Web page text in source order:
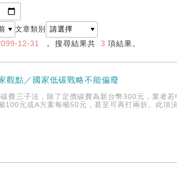
文章類別
12-31 ， 搜尋結果共3 項結果。
觀點／國家低碳戰略不能偏廢
費三子法，除了定價碳費為新台幣300元，業者
100元或A方案每噸50元，甚至可再打兩折。此項